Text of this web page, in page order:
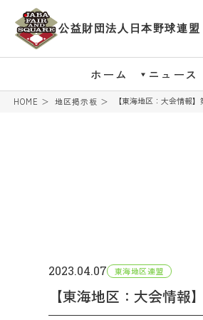
公益財団法人日本野球連盟
ホーム ニュース
HOME 地区掲示板 【東海地区：大会情報
2023.04.07 東海地区連盟
【東海地区：大会情